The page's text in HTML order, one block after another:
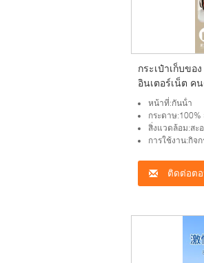
กระเป๋าเก็บขอ
อินเตอร์เน็ต คน
สะพายน้ํา
หน้าที่:กันน้ํา
กระดาษ
สิ่งแวดล้อม:สะ
การใช้งาน:กิจ
ติดต่อต